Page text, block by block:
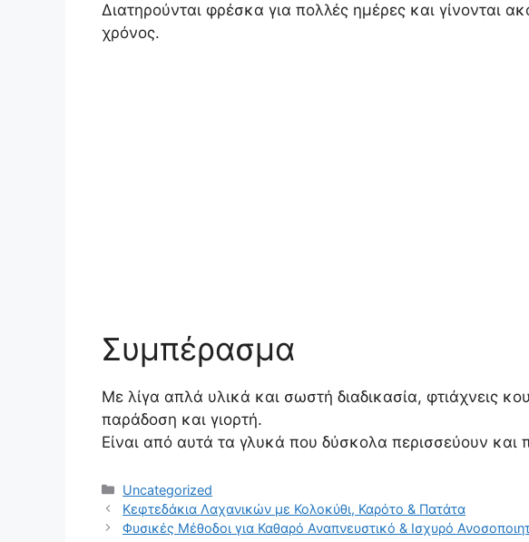
Διατηρούνται φρέσκα για πολλές ημέρες και γίνονται
χρόνος.
Συμπέρασμα
Με λίγα απλά υλικά και σωστή διαδικασία, φτιάχνεις
παράδοση και γιορτή.
Είναι από αυτά τα γλυκά που δύσκολα περισσεύουν και
Categories
Uncategorized
Κεφτεδάκια Λαχανικών με Κολοκύθι, Καρότο & Πατάτα
Φυσικές Μέθοδοι για Καθαρό Αναπνευστικό & Ισχυρό